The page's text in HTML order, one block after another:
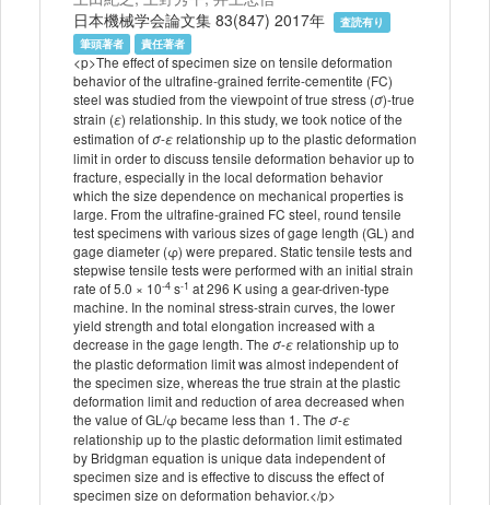
日本機械学会論文集 83(847) 2017年
査読有り
筆頭著者
責任著者
<p>The effect of specimen size on tensile deformation
behavior of the ultrafine-grained ferrite-cementite (FC)
steel was studied from the viewpoint of true stress (σ)-true
strain (ε) relationship. In this study, we took notice of the
estimation ofσ-εrelationship up to the plastic deformation
limit in order to discuss tensile deformation behavior up to
fracture, especially in the local deformation behavior
which the size dependence on mechanical properties is
large. From the ultrafine-grained FC steel, round tensile
test specimens with various sizes of gage length (GL) and
gage diameter (φ) were prepared. Static tensile tests and
stepwise tensile tests were performed with an initial strain
rate of 5.0 × 10-4 s-1 at 296 K using a gear-driven-type
machine. In the nominal stress-strain curves, the lower
yield strength and total elongation increased with a
decrease in the gage length. The σ-εrelationship up to
the plastic deformation limit was almost independent of
the specimen size, whereas the true strain at the plastic
deformation limit and reduction of area decreased when
the value of GL/φ became less than 1. The σ-ε
relationship up to the plastic deformation limit estimated
by Bridgman equation is unique data independent of
specimen size and is effective to discuss the effect of
specimen size on deformation behavior.</p>